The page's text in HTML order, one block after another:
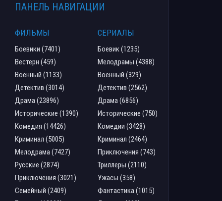
ПАНЕЛЬ НАВИГАЦИИ
ФИЛЬМЫ
Боевики (7401)
Вестерн (459)
Военный (1133)
Детектив (3014)
Драма (23896)
Исторические (1390)
Комедия (14426)
Криминал (5005)
Мелодрама (7427)
Русские (2874)
Приключения (3021)
Семейный (2409)
СЕРИАЛЫ
Боевик (1235)
Мелодрамы (4388)
Военный (329)
Детектив (2562)
Драма (6856)
Исторические (750)
Комедии (3428)
Криминал (2464)
Приключения (743)
Триллеры (2110)
Ужасы (358)
Фантастика (1015)